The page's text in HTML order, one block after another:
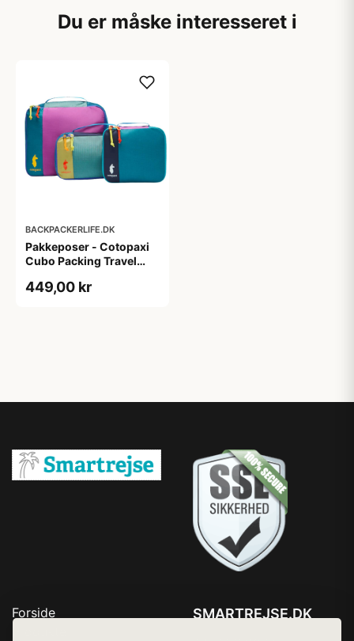
Du er måske interesseret i
BACKPACKERLIFE.DK
Pakkeposer - Cotopaxi
Cubo Packing Travel
449,00 kr
Forside
SMARTREJSE.DK